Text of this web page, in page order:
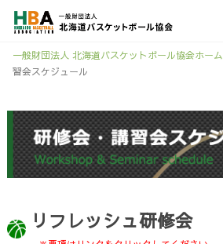
一般財団法人 北海道バスケットボール協会ホーム
習会スケジュール
リフレッシュ研修会